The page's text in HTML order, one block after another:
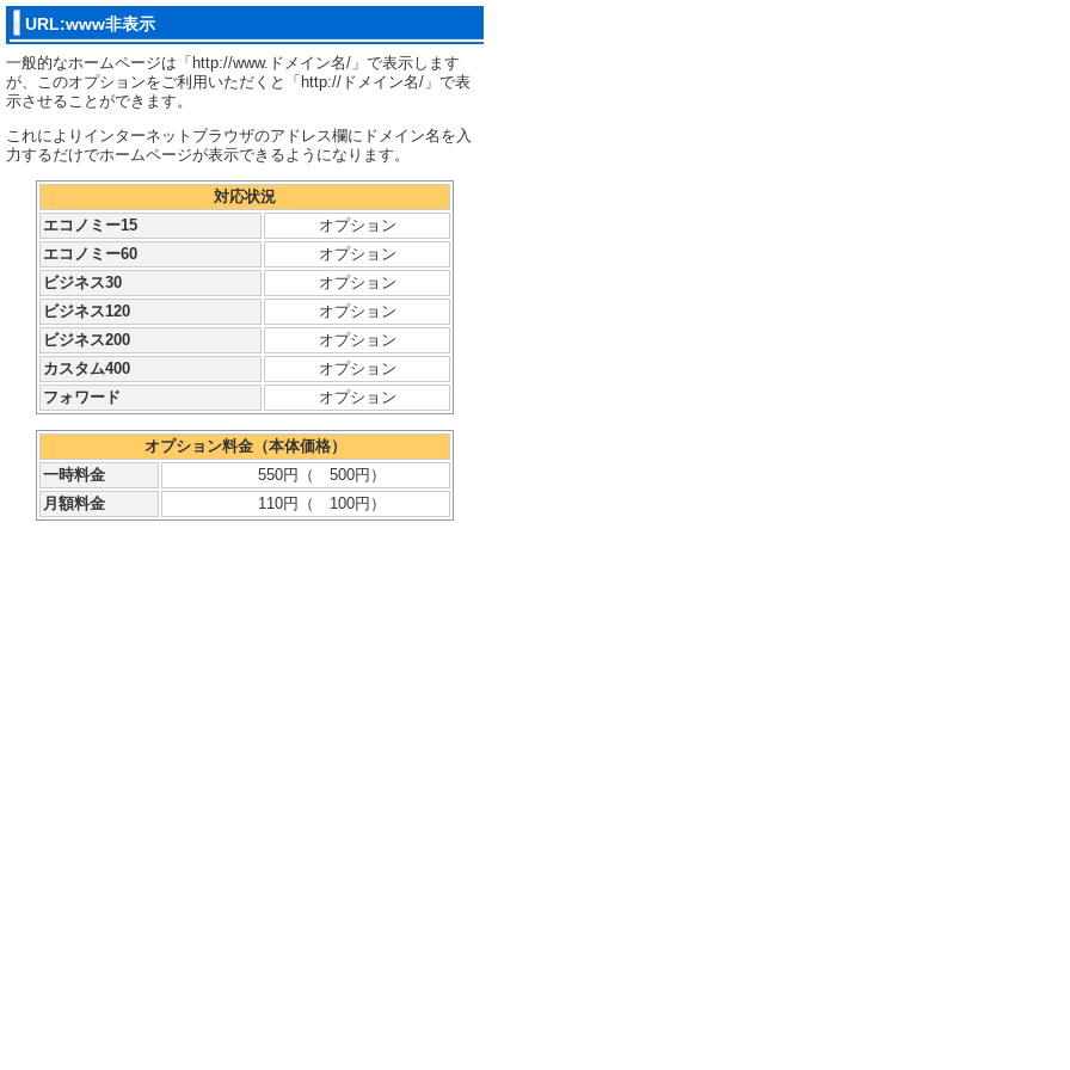
URL:www非表示
一般的なホームページは「http://www.ドメイン名/」で表示します
が、このオプションをご利用いただくと「http://ドメイン名/」で表
示させることができます。
これによりインターネットブラウザのアドレス欄にドメイン名を入
力するだけでホームページが表示できるようになります。
対応状況
エコノミー15
オプション
エコノミー60
オプション
ビジネス30
オプション
ビジネス120
オプション
ビジネス200
オプション
カスタム400
オプション
フォワード
オプション
オプション料金（本体価格）
一時料金
550円（
500円）
月額料金
110円（ 100円）